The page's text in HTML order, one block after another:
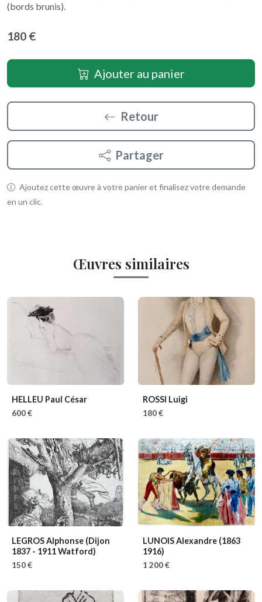
(bords brunis).
180 €
Ajouter au panier
Retour
Partager
Ajoutez cette œuvre à votre panier et finalisez votre demande
en un clic.
Œuvres similaires
HELLEU Paul César
600 €
ROSSI Luigi
180 €
LEGROS Alphonse (Dijon
1837 - 1911 Watford)
150 €
LUNOIS Alexandre (1863
1916)
1 200 €